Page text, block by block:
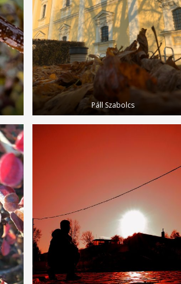
Páll Szabolcs